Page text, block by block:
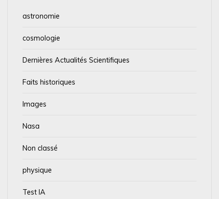
astronomie
cosmologie
Dernières Actualités Scientifiques
Faits historiques
Images
Nasa
Non classé
physique
Test IA